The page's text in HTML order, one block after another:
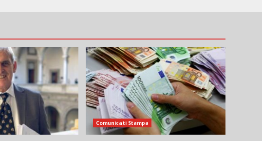
Comunicati Stampa